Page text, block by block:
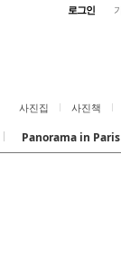
로그인
사진집 사진책
Panorama in Paris